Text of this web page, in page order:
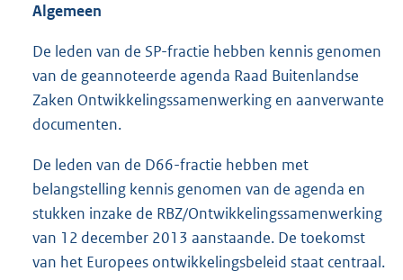
Algemeen
De leden van de SP-fractie hebben kennis genomen
van de geannoteerde agenda Raad Buitenlandse
Zaken Ontwikkelingssamenwerking en aanverwante
documenten.
De leden van de D66-fractie hebben met
belangstelling kennis genomen van de agenda en
stukken inzake de RBZ/Ontwikkelingssamenwerking
van 12 december 2013 aanstaande. De toekomst
van het Europees ontwikkelingsbeleid staat centraal.